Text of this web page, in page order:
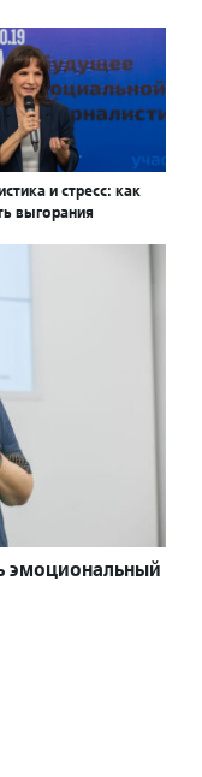
и стресс: как
выгорания
эмоциональный